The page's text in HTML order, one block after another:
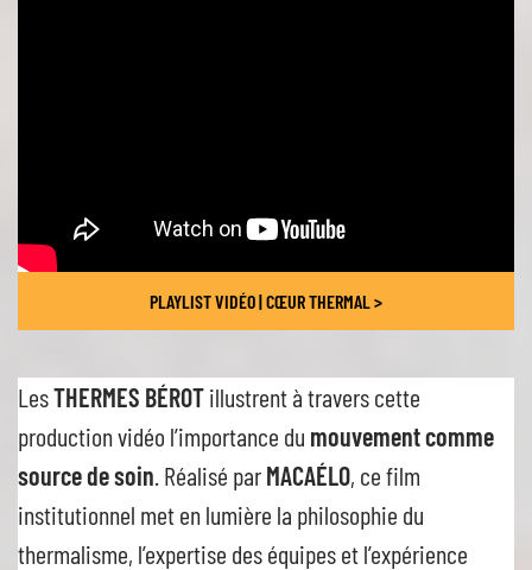
PLAYLIST VIDÉO | CŒUR THERMAL >
LesTHERMES BÉROTillustrent à travers cette
production vidéo l’importance du mouvement comme
source de soin . Réalisé parMACAÉLO, ce film
institutionnel met en lumière la philosophie du
thermalisme, l’expertise des équipes et l’expérience